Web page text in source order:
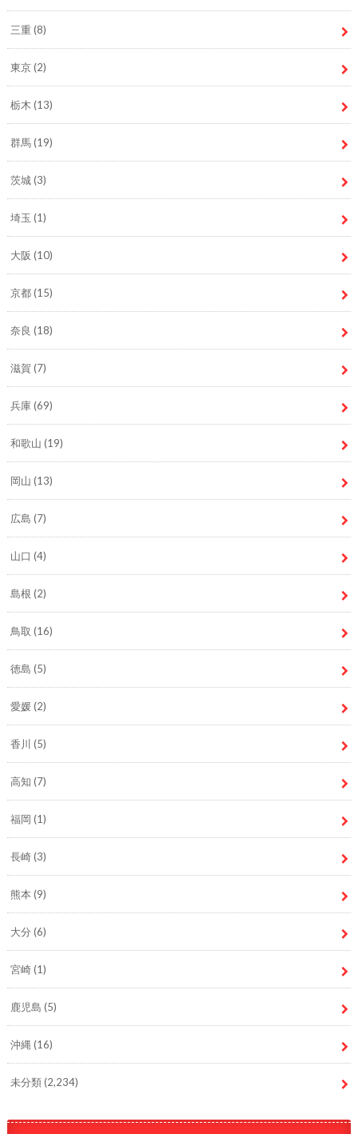
三重 (8)
東京(2)
栃木 (13)
群馬(19)
茨城(3)
埼玉 (1)
大阪 (10)
京都(15)
奈良 (18)
滋賀 (7)
兵庫(69)
和歌山 (19)
岡山 (13)
広島 (7)
山口 (4)
島根 (2)
鳥取 (16)
徳島 (5)
愛媛(2)
香川 (5)
高知 (7)
福岡 (1)
長崎(3)
熊本 (9)
大分 (6)
宮崎(1)
鹿児島 (5)
沖縄(16)
未分類(2,234)